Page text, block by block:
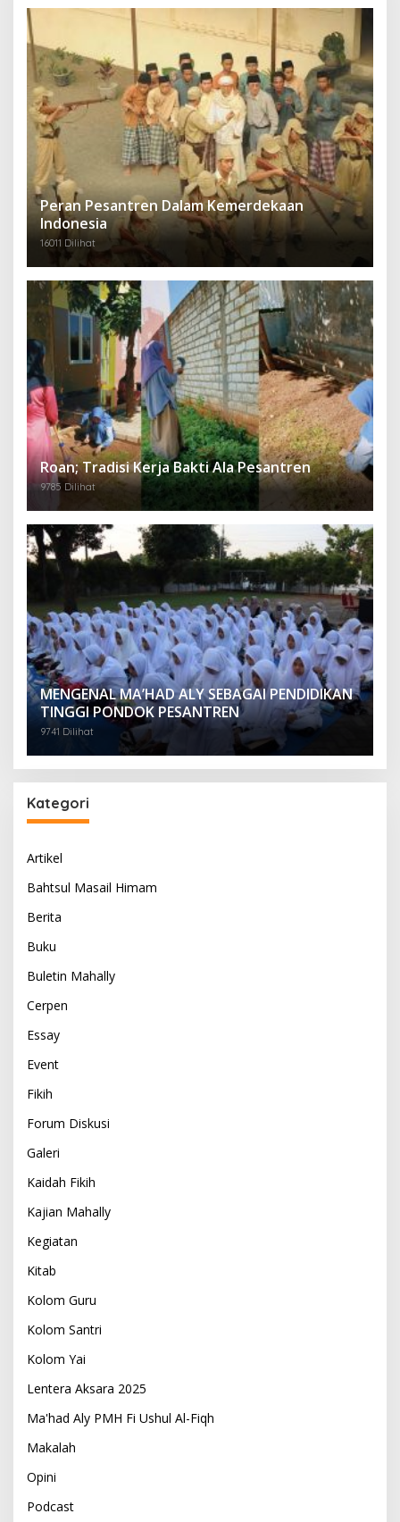
Peran Pesantren Dalam Kemerdekaan
Indonesia
16011 Dilihat
Roan; Tradisi Kerja Bakti Ala Pesantren
9785 Dilihat
MENGENAL MA’HAD ALY SEBAGAI PENDIDIKAN
TINGGI PONDOK PESANTREN
9741 Dilihat
Kategori
Artikel
Bahtsul Masail Himam
Berita
Buku
Buletin Mahally
Cerpen
Essay
Event
Fikih
Forum Diskusi
Galeri
Kaidah Fikih
Kajian Mahally
Kegiatan
Kitab
Kolom Guru
Kolom Santri
Kolom Yai
Lentera Aksara 2025
Ma'had Aly PMH Fi Ushul Al-Fiqh
Makalah
Opini
Podcast